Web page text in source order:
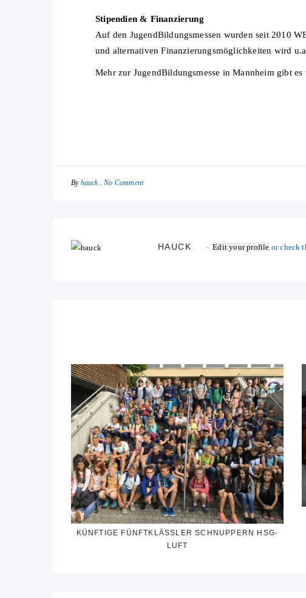
Stipendien & Finanzierung
Auf den JugendBildungsmessen wurden seit 2010
und alternativen Finanzierungsmöglichkeiten wird
Mehr zur JugendBildungsmesse in Mannheim gibt
By hauck No Comment
HAUCK Edit your profile or check
KÜNFTIGE FÜNFTKLÄSSLER SCHNUPPERN HSG-
LUFT